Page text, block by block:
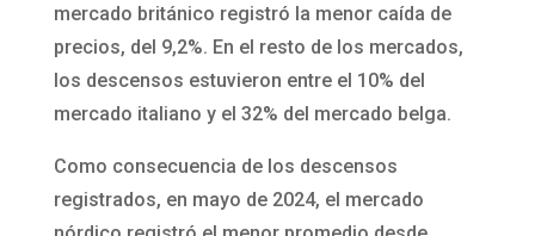
mercado británico registró la menor caída de
precios, del 9,2%. En el resto de los mercados,
los descensos estuvieron entre el 10% del
mercado italiano y el 32% del mercado belga.
Como consecuencia de los descensos
registrados, en mayo de 2024, el mercado